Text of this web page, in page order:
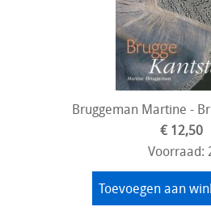
Bruggeman Martine -
€ 12,50
Voorraad:
Toevoegen aan